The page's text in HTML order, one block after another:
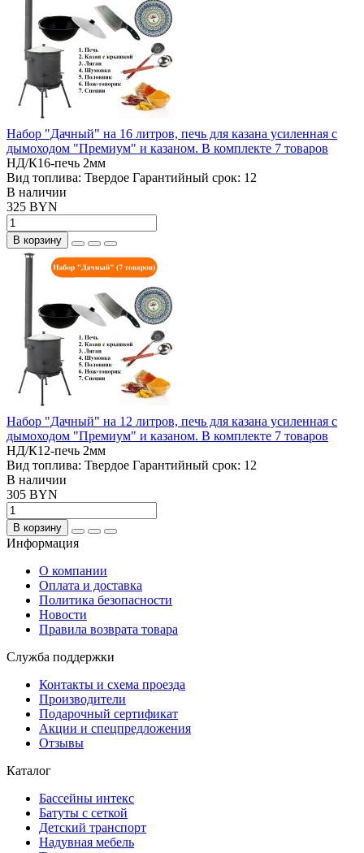
Набор "Дачный" на 16 литров, печь для казана усиленная с
дымоходом "Премиум" и казаном. В комплекте 7 товаров
НД/К16-печь 2мм
Вид топлива: Твердое Гарантийный срок: 12
В наличии
325 BYN
В корзину
Набор "Дачный" на 12 литров, печь для казана усиленная с
дымоходом "Премиум" и казаном. В комплекте 7 товаров
НД/К12-печь 2мм
Вид топлива: Твердое Гарантийный срок: 12
В наличии
305 BYN
В корзину
Информация
О компании
Оплата и доставка
Политика безопасности
Новости
Правила возврата товара
Служба поддержки
Контакты и схема проезда
Производители
Подарочный сертификат
Акции и спецпредложения
Отзывы
Каталог
Бассейны интекс
Батуты с сеткой
Детский транспорт
Надувная мебель